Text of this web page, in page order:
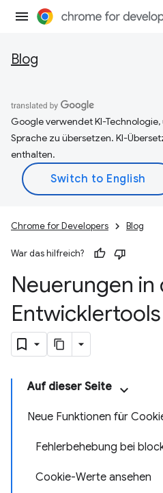
Blog
Google verwendet KI-
Sprache zu übersetzen. KI-
enthalten.
Chrome for Developers Blog
War das hilfreich?
Neuerungen in
Auf dieser Seite
Neue Funktionen für
Fehlerbehebung bei
Cookie-Werte ansehen